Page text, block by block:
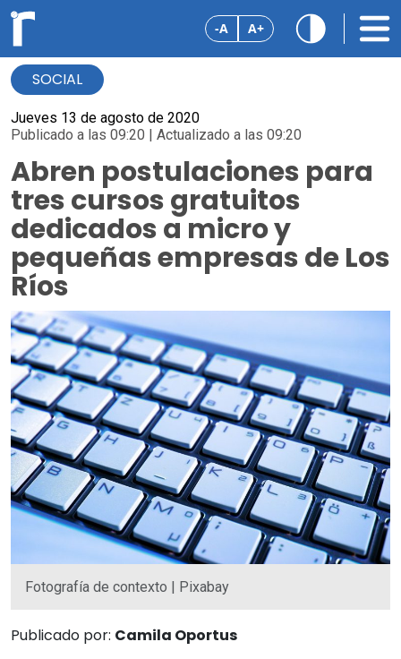
-A A+
SOCIAL
Jueves 13 de agosto de 2020
Publicado a las 09:20 | Actualizado a las 09:20
Abren postulaciones para
tres cursos gratuitos
dedicados a micro y
pequeñas empresas de Los
Ríos
Fotografía de contexto | Pixabay
Publicado por: Camila Oportus